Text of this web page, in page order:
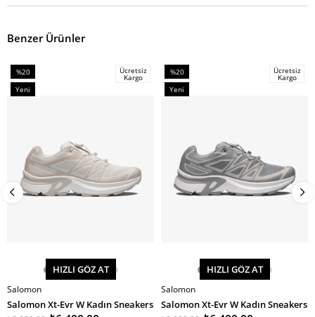
Benzer Ürünler
SEPETE EKLE
%20
İndirim
%20İndirim
Yeni
Ücretsiz
Kargo
HIZLI GÖZ AT
Salomon
Salomon Xt-Evr W Kadın Sneakers
SEPETE EKLE
%20
İndirim
%20İndirim
Yeni
Ücretsiz
Kargo
HIZLI GÖZ AT
Salomon
Salomon Xt-Evr W Kadın Sneakers